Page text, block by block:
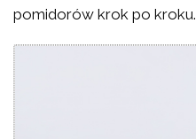
pomidorów krok po kroku.